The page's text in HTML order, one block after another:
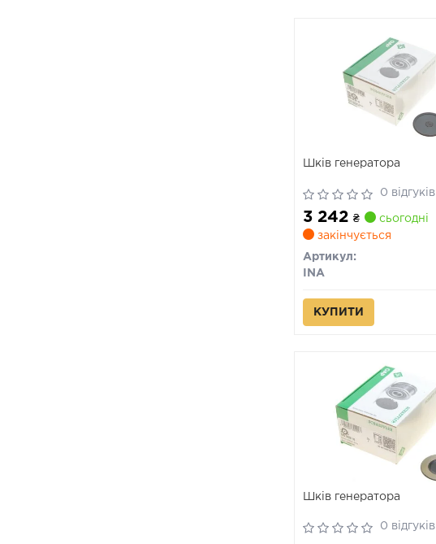
Шків генератора
0 відгуків
3 242 ₴
сьогодні
закінчується
Артикул:
INA
КУПИТИ
Шків генератора
0 відгуків